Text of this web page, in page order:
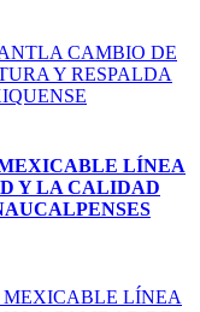
LÍNEA
Y LA CALIDAD